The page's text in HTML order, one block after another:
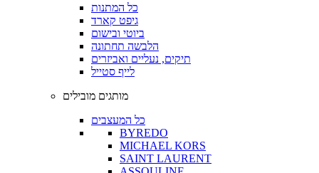
כל המתנות
גיפט קארד
ביוטי ובישום
הלבשה תחתונה
תיקים, נעליים ואביזרים
לייף סטייל
מותגים מובילים
כל המעצבים
BYREDO
MICHAEL KORS
SAINT LAURENT